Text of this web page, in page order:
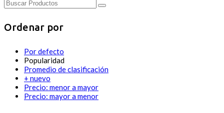
Ordenar por
Por defecto
Popularidad
Promedio de clasificación
+ nuevo
Precio: menor a mayor
Precio: mayor a menor